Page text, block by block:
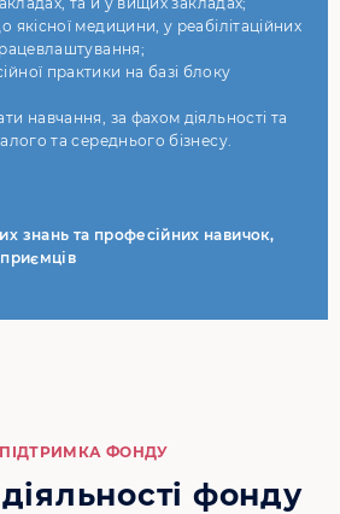
медицини, у реабілітаційних
практики на базі блоку
навчання, за фахом діяльності та
та середнього бізнесу.
знань та професійних навичок,
ПІДТРИМКА ФОНДУ
фонду